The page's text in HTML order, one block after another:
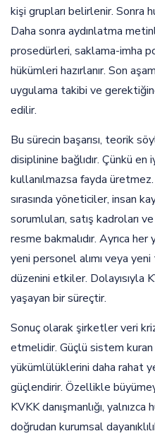
kişi grupları belirlenir. Sonra
Daha sonra aydınlatma
prosedürleri, saklama-imha
hükümleri hazırlanır. Son
uygulama takibi ve
edilir.
Bu sürecin başarısı, teorik
disiplinine bağlıdır. Çünkü
kullanılmazsa fayda
sırasında yöneticiler, insan
sorumluları, satış kadroları
resme bakmalıdır. Ayrıca her
yeni personel alımı veya
düzenini etkiler. Dolayısıyla
yaşayan bir süreçtir.
Sonuç olarak şirketler veri
etmelidir. Güçlü sistem
yükümlülüklerini daha rahat
güçlendirir. Özellikle
KVKK danışmanlığı,
doğrudan kurumsal